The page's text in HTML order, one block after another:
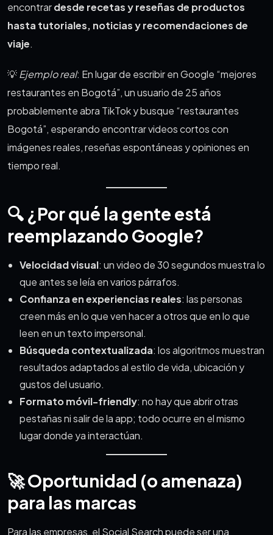
encontrardesde recetas y reseñas de productos
hasta tutoriales, noticias y recomendaciones de
viaje.
Ejemplo real: En lugar de escribir en Google “mejores
restaurantes en Bogotá”, un usuario de 25 años
probablemente abra TikTok y busque “restaurantes
Bogotá”, esperando encontrar videos cortos con
imágenes reales, reseñas espontáneas y opiniones en
tiempo real.
🔍 ¿Por qué la gente está
reemplazando Google?
Velocidad visual: un video de 30 segundos muestra lo
que antes se leía en varios párrafos.
Confianza en experiencias reales: las personas
creen más en lo que ven hacer a otros que en lo que
leen en un texto impersonal.
Búsqueda contextualizada: los algoritmos muestran
resultados adaptados al estilo de vida, ubicación y
gustos del usuario.
Formato móvil-friendly: no hay que abrir otras
pestañas ni salir de la app; todo ocurre en el mismo
lugar donde ya interactúan.
🚀 Oportunidad (o amenaza)
para las marcas
Para las empresas, el Social Search puede ser una